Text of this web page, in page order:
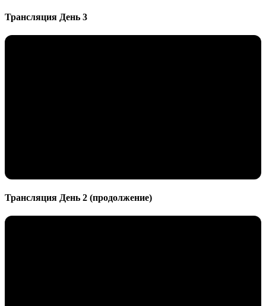
Трансляция День 3
Трансляция День 2 (продолжение)